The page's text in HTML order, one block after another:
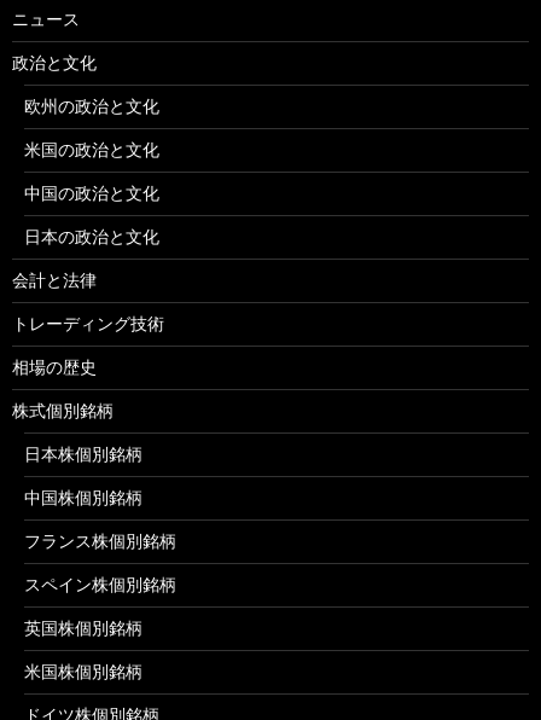
ニュース
政治と文化
欧州の政治と文化
米国の政治と文化
中国の政治と文化
日本の政治と文化
会計と法律
トレーディング技術
相場の歴史
株式個別銘柄
日本株個別銘柄
中国株個別銘柄
フランス株個別銘柄
スペイン株個別銘柄
英国株個別銘柄
米国株個別銘柄
ドイツ株個別銘柄